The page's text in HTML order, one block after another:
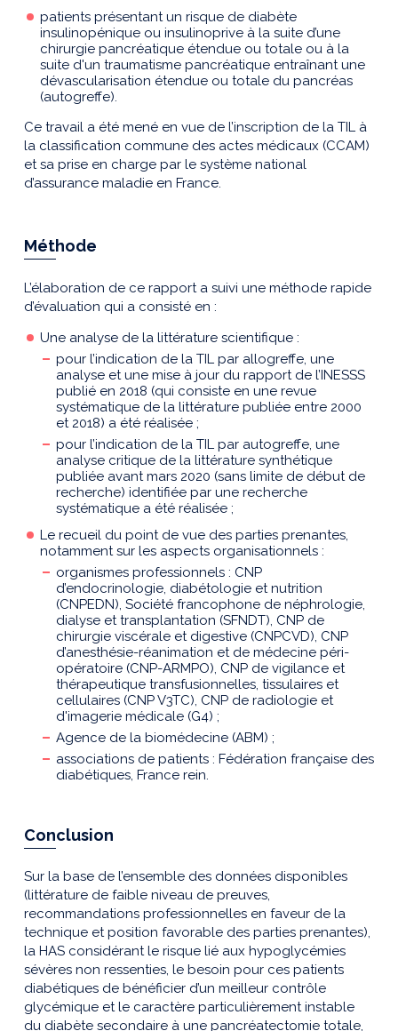
patients présentant un risque de diabète
insulinopénique ou insulinoprive à la suite d’une
chirurgie pancréatique étendue ou totale ou à la
suite d'un traumatisme pancréatique entraînant une
dévascularisation étendue ou totale du pancréas
(autogreffe).
Ce travail a été mené en vue de l’inscription de la TIL à
la classification commune des actes médicaux (CCAM)
et sa prise en charge par le système national
d’assurance maladie en France.
Méthode
L’élaboration de ce rapport a suivi une méthode rapide
d’évaluation qui a consisté en :
Une analyse de la littérature scientifique :
pour l’indication de la TIL par allogreffe, une
analyse et une mise à jour du rapport de l’INESSS
publié en 2018 (qui consiste en une revue
systématique de la littérature publiée entre 2000
et 2018) a été réalisée ;
pour l’indication de la TIL par autogreffe, une
analyse critique de la littérature synthétique
publiée avant mars 2020 (sans limite de début de
recherche) identifiée par une recherche
systématique a été réalisée ;
Le recueil du point de vue des parties prenantes,
notamment sur les aspects organisationnels :
organismes professionnels : CNP
d’endocrinologie, diabétologie et nutrition
(CNPEDN), Société francophone de néphrologie,
dialyse et transplantation (SFNDT), CNP de
chirurgie viscérale et digestive (CNPCVD), CNP
d’anesthésie-réanimation et de médecine péri-
opératoire (CNP-ARMPO), CNP de vigilance et
thérapeutique transfusionnelles, tissulaires et
cellulaires (CNP V3TC), CNP de radiologie et
d'imagerie médicale (G4) ;
Agence de la biomédecine (ABM) ;
associations de patients : Fédération française des
diabétiques, France rein.
Conclusion
Sur la base de l’ensemble des données disponibles
(littérature de faible niveau de preuves,
recommandations professionnelles en faveur de la
technique et position favorable des parties prenantes),
la HAS considérant le risque lié aux hypoglycémies
sévères non ressenties, le besoin pour ces patients
diabétiques de bénéficier d’un meilleur contrôle
glycémique et le caractère particulièrement instable
du diabète secondaire à une pancréatectomie totale,